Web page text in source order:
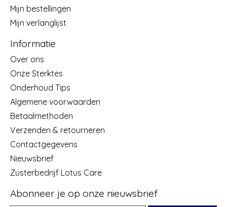
Mijn bestellingen
Mijn verlanglijst
Informatie
Over ons
Onze Sterktes
Onderhoud Tips
Algemene voorwaarden
Betaalmethoden
Verzenden & retourneren
Contactgegevens
Nieuwsbrief
Zusterbedrijf Lotus Care
Abonneer je op onze nieuwsbrief